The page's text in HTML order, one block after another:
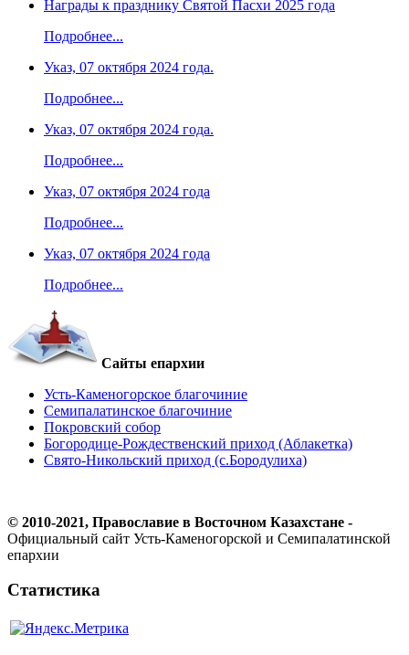
Награды к празднику Святой Пасхи 2025 года
Подробнее...
Указ, 07 октября 2024 года.
Подробнее...
Указ, 07 октября 2024 года.
Подробнее...
Указ, 07 октября 2024 года
Подробнее...
Указ, 07 октября 2024 года
Подробнее...
Сайты епархии
Усть-Каменогорское благочиние
Семипалатинское благочиние
Покровский собор
Богородице-Рождественский приход (Аблакетка)
Свято-Никольский приход (с.Бородулиха)
© 2010-2021, Православие в Восточном Казахстане -
Официальный сайт Усть-Каменогорской и Семипалатинской
епархии
Статистика